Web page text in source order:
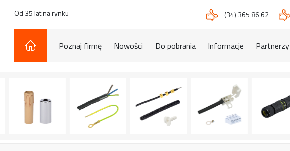
Od 35 lat na rynku (34) 365 86 62
Poznaj firmę Nowości Do pobrania Informacje Partnerzy